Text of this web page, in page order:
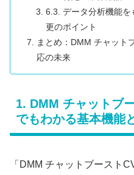
6.3. データ分析機能
更のポイント
まとめ：DMM チャット
応の未来
1. DMM チャットブ
でもわかる基本機能
「DMM チャットブースト